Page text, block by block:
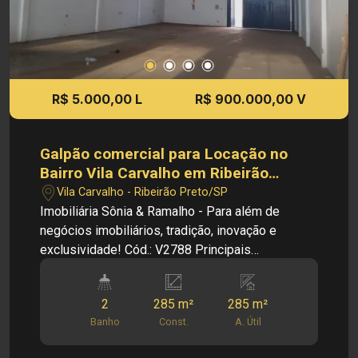
INVESTIMENTO DE VENDA: - R$ 915.000,00
Cód.: LV6887 Imobiliária Sônia & Ramalho. Para
além de negócios imobiliários, tradição, inovação
e exclusividade! Obs: A imobiliária se reserva ao
direito de alterar qualquer informação referente
aos valores, dados e disponibilidade de seus
imóveis, sem aviso prévio.
R$ 5.000,00 L R$ 900.000,00 V
Galpão comercial para Locação no
Bairro Vila Carvalho em Ribeirão
Preto/SP.
Vila Carvalho - Ribeirão Preto/SP
Imobiliária Sônia & Ramalho - Para além de
negócios imobiliários, tradição, inovação e
exclusividade! Cód.: V2788 Principais
Bairro Vila Carvalho - Salão amplo - 02 Banheiros
- 03 Vagas de garagem Dimensões: - 285,00m²
de área útil Informações bônus: - Galpão nas
imediações da Rodovia Anhanguera. - Pé direito
2
Banho
285 m²
Const.
285 m²
A. Útil